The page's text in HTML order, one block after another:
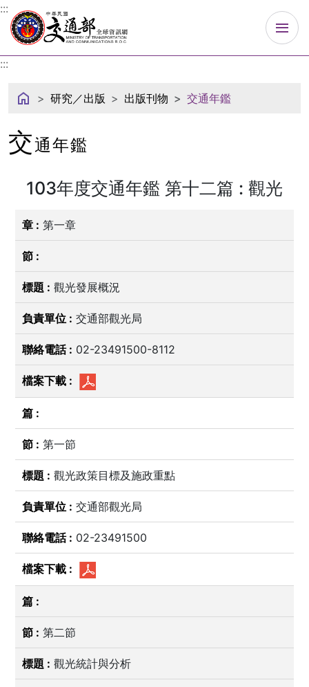
中華民國交通部
:::
:::
研究／出版 出版刊物 交通年鑑
交通年鑑
103年度交通年鑑 第十二篇 : 觀光
第一章
觀光發展概況
交通部觀光局
02-23491500-8112
第一節
觀光政策目標及施政重點
交通部觀光局
02-23491500
第二節
觀光統計與分析